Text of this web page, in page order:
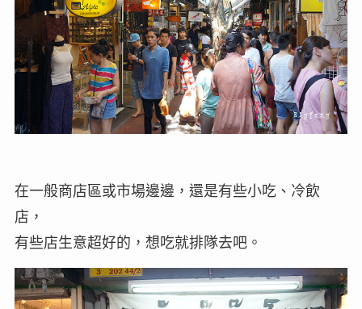
在一般商店區或市場邊邊，還是有些小吃、冷飲
店，
有些店生意超好的，想吃就排隊去吧。